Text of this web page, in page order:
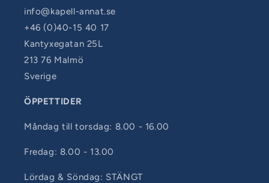
info@kapell-annat.se
+46 (0)40-15 40 17
Kantyxegatan 25L
213 76 Malmö
Sverige
ÖPPETTIDER
Måndag till torsdag: 8.00 - 16.00
Fredag: 8.00 - 13.00
Lördag & Söndag: STÄNGT